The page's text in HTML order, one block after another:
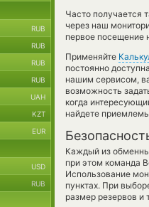
Часто получается
через наш
первое посещение
Применяйте
постоянно
нашим сервисом,
возможность
когда
найдете
Каждый из
при этом команда
Использование
пунктах. При
размер резервов и
RUB
RUB
RUB
RUB
UAH
KZT
EUR
USD
RUB